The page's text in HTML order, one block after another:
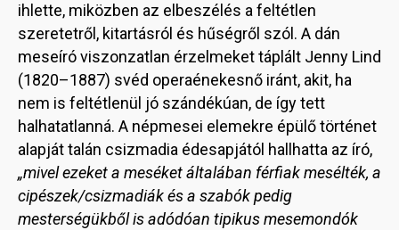
ihlette, miközben az elbeszélés a feltétlen
szeretetről, kitartásról és hűségről szól. A dán
meseíró viszonzatlan érzelmeket táplált Jenny Lind
(1820–1887) svéd operaénekesnő iránt, akit, ha
nem is feltétlenül jó szándékúan, de így tett
halhatatlanná. A népmesei elemekre épülő történet
alapját talán csizmadia édesapjától hallhatta az író,
„mivel ezeket a meséket általában férfiak mesélték, a
cipészek/csizmadiák és a szabók pedig
mesterségükből is adódóan tipikus mesemondók